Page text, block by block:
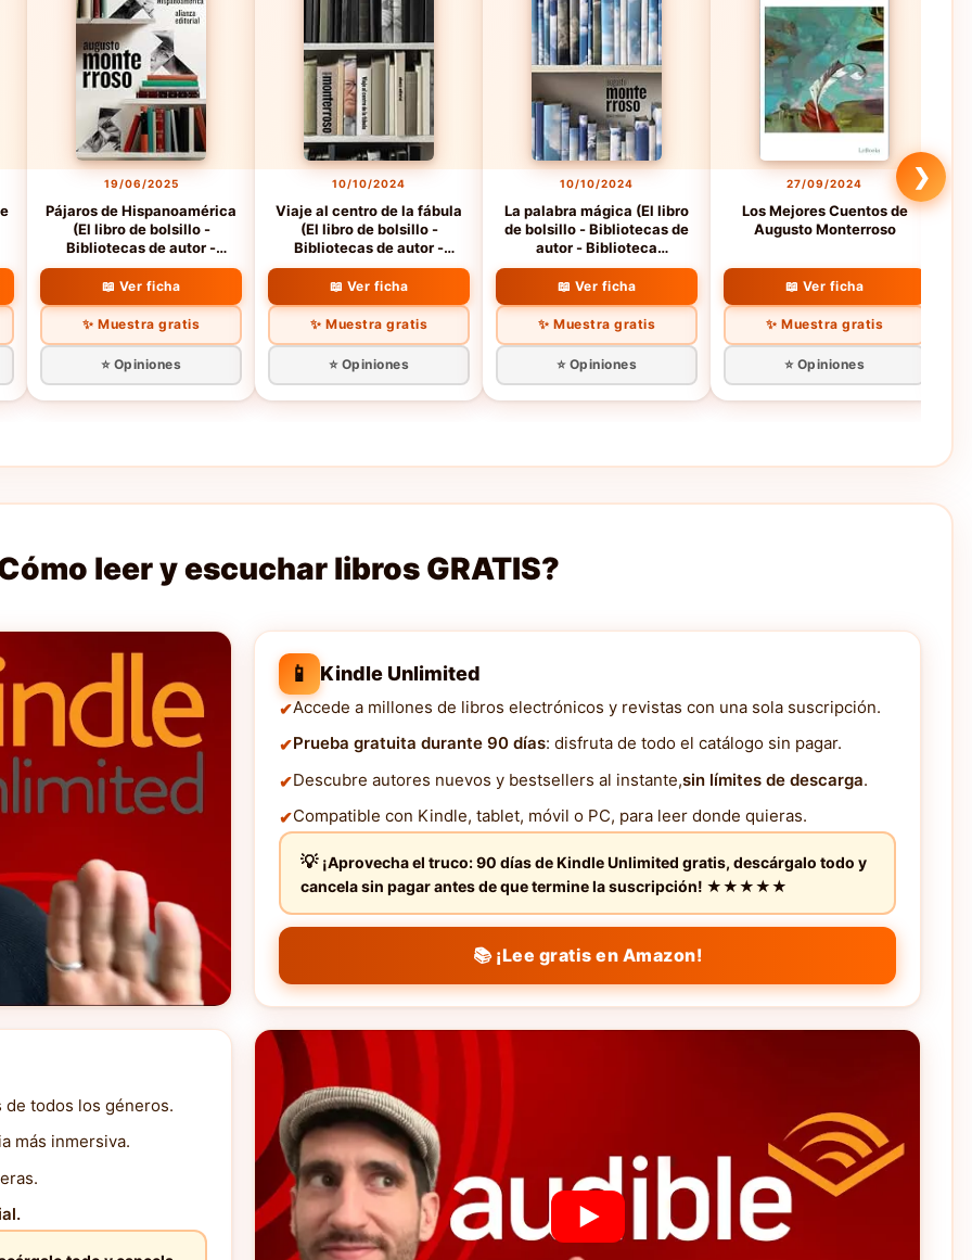
19/06/2025
Pájaros de Hispanoamérica
(El libro de bolsillo -
Bibliotecas de autor -
Biblioteca Monterroso)
📖 Ver ficha
✨ Muestra gratis
⭐ Opiniones
10/10/2024
Viaje al centro de la fábula
(El libro de bolsillo -
Bibliotecas de autor -
Biblioteca Monterroso)
📖 Ver ficha
✨ Muestra gratis
⭐ Opiniones
10/10/2024
La palabra mágica (El libro
de bolsillo - Bibliotecas de
autor - Biblioteca
Monterroso)
📖 Ver ficha
✨ Muestra gratis
⭐ Opiniones
27/09/2024
Los Mejores Cuentos de
Augusto Monterroso
📖 Ver ficha
✨ Muestra gratis
⭐ Opiniones
❯
leer y escuchar libros GRATIS?
📱 Kindle Unlimited
Accede a millones de libros electrónicos y revistas con una sola suscripción.
Prueba gratuita durante 90 días: disfruta de todo el catálogo sin pagar.
Descubre autores nuevos y bestsellers al instante,sin límites de descarga.
Compatible con Kindle, tablet, móvil o PC, para leer donde quieras.
¡Aprovecha el truco: 90 días de Kindle Unlimited gratis, descárgalo todo y
cancela sin pagar antes de que termine la suscripción! ★★★★★
📚 ¡Lee gratis en Amazon!
de todos los géneros.
más inmersiva.